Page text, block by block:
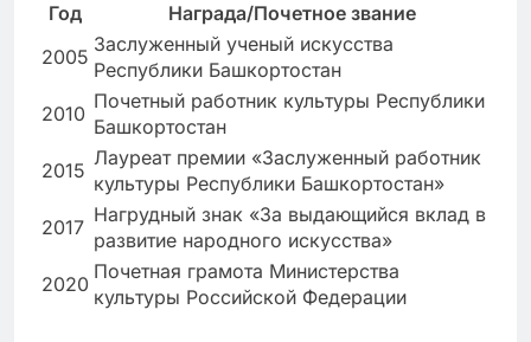
Год
Награда/Почетное звание
2005
Заслуженный ученый искусства
Республики Башкортостан
2010
Почетный работник культуры Республики
Башкортостан
2015
Лауреат премии «Заслуженный работник
культуры Республики Башкортостан»
2017
Нагрудный знак «За выдающийся вклад в
развитие народного искусства»
2020
Почетная грамота Министерства
культуры Российской Федерации